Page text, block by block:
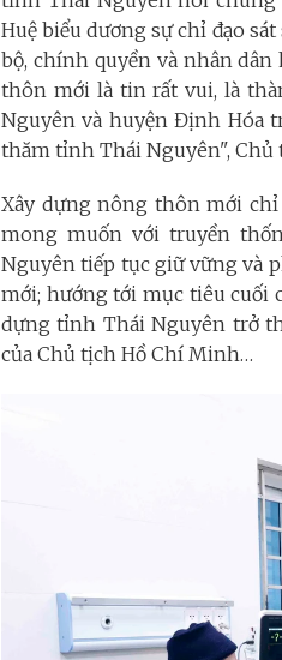
Huệ biểu dương sự chỉ đạo
bộ, chính quyền và nhân
thôn mới là tin rất vui, là
Nguyên và huyện Định Hóa
thăm tỉnh Thái Nguyên", Chủ
Xây dựng nông thôn mới
mong muốn với truyền
Nguyên tiếp tục giữ vững và
mới; hướng tới mục tiêu cuối
dựng tỉnh Thái Nguyên trở
của Chủ tịch Hồ Chí Minh…